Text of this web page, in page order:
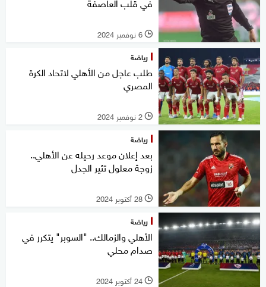
l 6 نوفمبر 2024
رياضة
طلب عاجل من الأهلي لاتحاد الكرة
المصري
l 2 نوفمبر 2024
رياضة
بعد إعلان موعد رحيله عن الأهلي..
زوجة معلول تثير الجدل
l 28 أكتوبر 2024
رياضة
الأهلي والزمالك.. "السوبر" يتكرر في
صدام محلي
l 24 أكتوبر 2024